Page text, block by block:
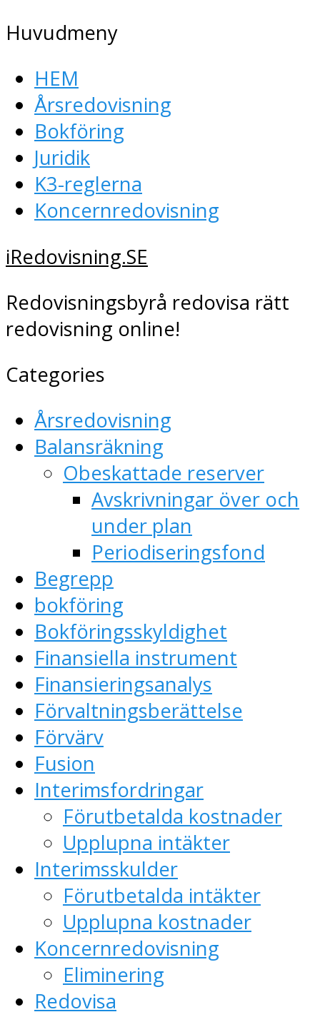
Huvudmeny
HEM
Årsredovisning
Bokföring
Juridik
K3-reglerna
Koncernredovisning
iRedovisning.SE
Redovisningsbyrå redovisa rätt
redovisning online!
Categories
Årsredovisning
Balansräkning
Obeskattade reserver
Avskrivningar över och
under plan
Periodiseringsfond
Begrepp
bokföring
Bokföringsskyldighet
Finansiella instrument
Finansieringsanalys
Förvaltningsberättelse
Förvärv
Fusion
Interimsfordringar
Förutbetalda kostnader
Upplupna intäkter
Interimsskulder
Förutbetalda intäkter
Upplupna kostnader
Koncernredovisning
Eliminering
Redovisa